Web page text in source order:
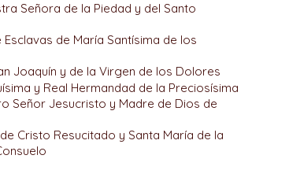
Señora de la Piedad y del Santo
de María Santísima de los
Joaquín y de la Virgen de los Dolores
y Real Hermandad de la Preciosísima
Señor Jesucristo y Madre de Dios de
Cristo Resucitado y Santa María de la